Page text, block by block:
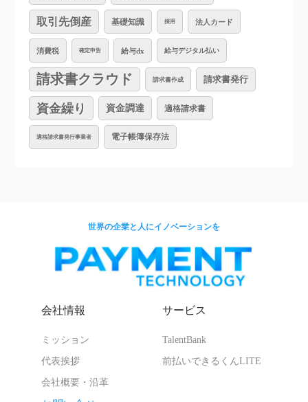
取引先倒産 基礎知識 採用 法人カード
消費税 確定申告 給与dx 給与デジタル払い
請求書クラウド 請求書作成 請求書発行
資金繰り 資金調達 適格請求書
適格請求書発行事業者 電子帳簿保存法
世界の企業と人にイノベーションを
会社情報
ミッション
代表挨拶
会社概要・沿革
サービス
TalentBank
前払いできるくんLITE